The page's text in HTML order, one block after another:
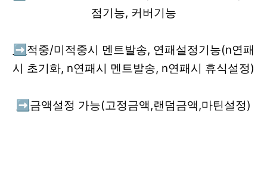
점기능, 커버기능
➡️ 적중/미적중시 멘트발송, 연패설정기능(n연패
시 초기화, n연패시 멘트발송, n연패시 휴식설정)
➡️ 금액설정 가능(고정금액,랜덤금액,마틴설정)